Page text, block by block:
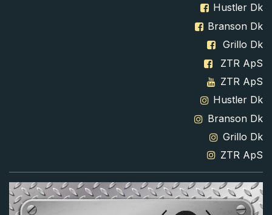
Hustler Dk
Branson Dk
Grillo Dk
ZTR ApS
ZTR ApS
Hustler Dk
Branson Dk
Grillo Dk
ZTR ApS